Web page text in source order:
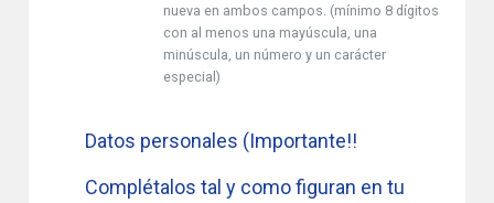
nueva en ambos campos. (mínimo 8 dígitos
con al menos una mayúscula, una
minúscula, un número y un carácter
especial)
Datos personales (Importante!!
Complétalos tal y como figuran en tu